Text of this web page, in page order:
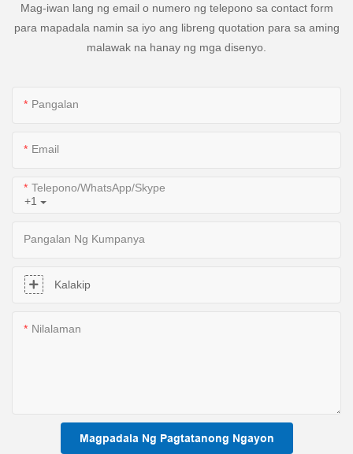
Mag-iwan lang ng email o numero ng telepono sa contact form
para mapadala namin sa iyo ang libreng quotation para sa aming
malawak na hanay ng mga disenyo.
Pangalan
Email
+1
Telepono/WhatsApp/Skype
Pangalan Ng Kumpanya
Kalakip
Nilalaman
Magpadala Ng Pagtatanong Ngayon